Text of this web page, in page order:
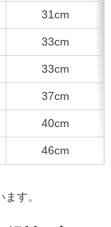
31cm
33cm
33cm
37cm
40cm
46cm
す。